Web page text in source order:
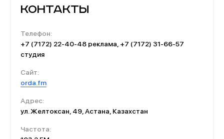
Контакты
Телефон:
+7 (7172) 22-40-48 реклама, +7 (7172) 31-66-57
студия
Сайт:
orda.fm
Адрес:
ул. Желтоксан, 49, Астана, Казахстан
Частота: